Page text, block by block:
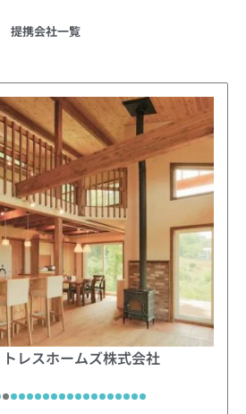
提携会社一覧
（飯島建設株式会社）